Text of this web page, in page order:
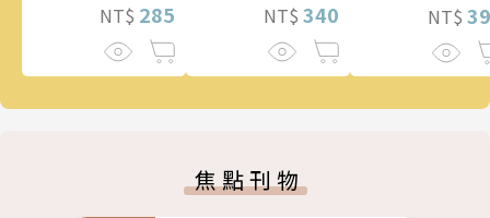
NT$ 285 NT$ 340 NT$
焦點刊物